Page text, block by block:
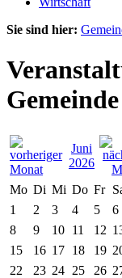
Sie sind hier:
Juni
2026
Mo Di Mi Do Fr
1
2 3 4 5 6
8
9 10 11 12
15
16 17 18 19
22
23 24 25 26